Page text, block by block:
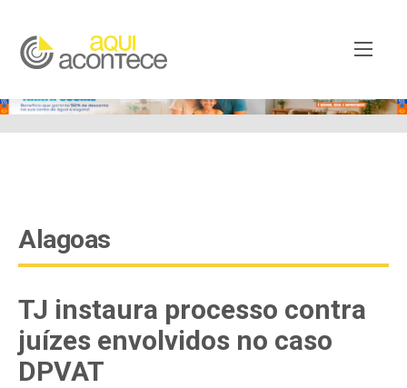
Xy8lpYSLnxw-AX8 google-site-verification:
googleb82de9a22cec23e8.html
Alagoas
TJ instaura processo contra
juízes envolvidos no caso
DPVAT